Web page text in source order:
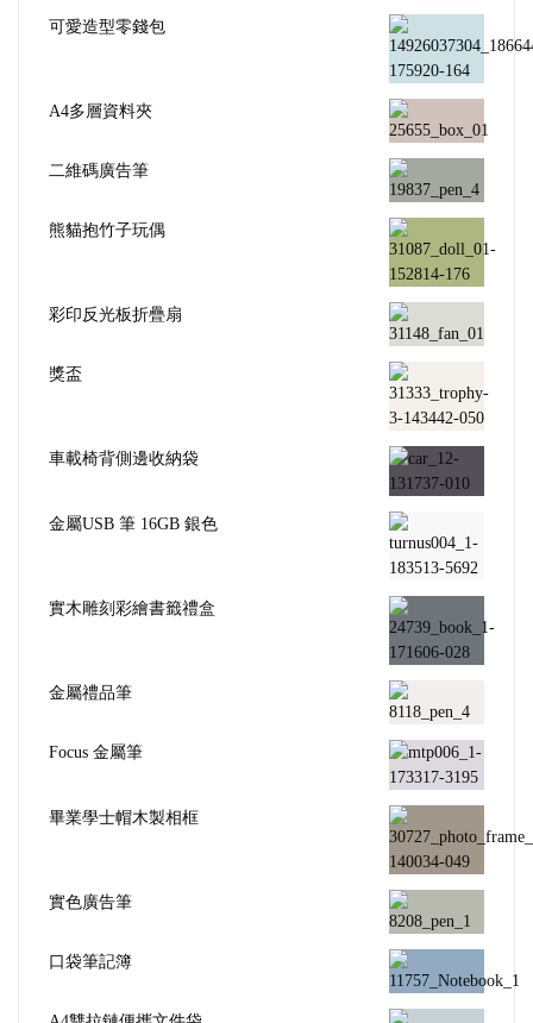
可愛造型零錢包
A4多層資料夾
二維碼廣告筆
熊貓抱竹子玩偶
彩印反光板折疊扇
獎盃
車載椅背側邊收納袋
金屬USB 筆 16GB 銀色
實木雕刻彩繪書籤禮盒
金屬禮品筆
Focus 金屬筆
畢業學士帽木製相框
實色廣告筆
口袋筆記簿